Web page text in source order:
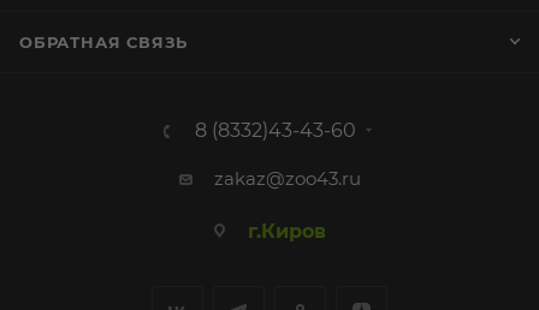
ОБРАТНАЯ СВЯЗЬ
8 (8332)43-43-60
zakaz@zoo43.ru
г.Киров